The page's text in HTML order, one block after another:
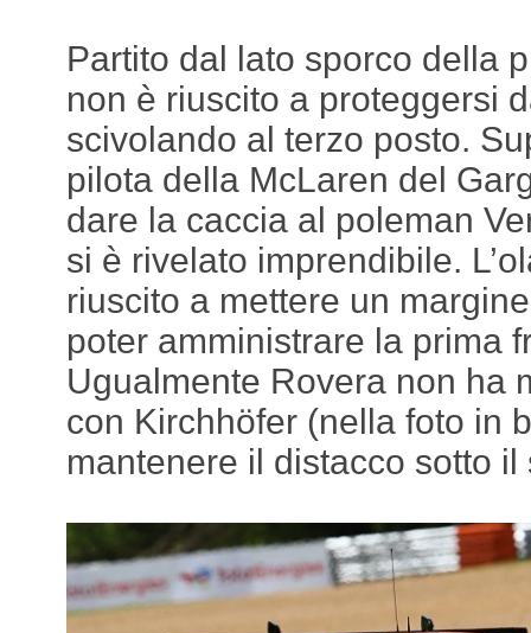
Partito dal lato sporco della
non è riuscito a proteggersi
scivolando al terzo posto.
pilota della McLaren del
dare la caccia al poleman
si è rivelato imprendibile.
riuscito a mettere un
poter amministrare la prima
Ugualmente Rovera non ha
con Kirchhöfer (nella foto in
mantenere il distacco sotto